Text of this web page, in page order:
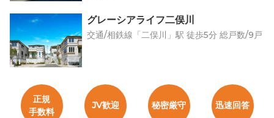
グレーシアライフ二俣川
交通/相鉄線「二俣川」駅 徒歩5分 総戸数/9戸
正規
手数料
JV歓迎 秘密厳守 迅速回答